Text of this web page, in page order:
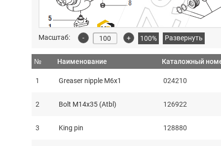
Масштаб: - + 100% Развернуть
№ Наименование Каталожный
1 Greaser nipple M6x1 024210
2 Bolt M14x35 (Atbl) 126922
3 King pin 128880